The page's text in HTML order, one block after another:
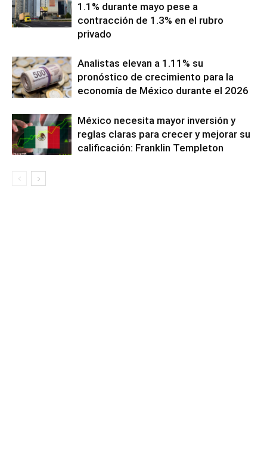
1.1% durante mayo pese a
contracción de 1.3% en el rubro
privado
Analistas elevan a 1.11% su
pronóstico de crecimiento para la
economía de México durante el 2026
México necesita mayor inversión y
reglas claras para crecer y mejorar su
calificación: Franklin Templeton